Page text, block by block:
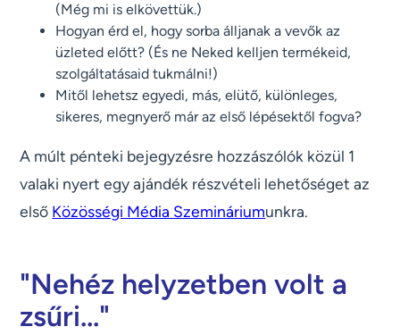
(Még mi is elkövettük.)
Hogyan érd el, hogy sorba álljanak a vevők az
üzleted előtt? (És ne Neked kelljen termékeid,
szolgáltatásaid tukmálni!)
Mitől lehetsz egyedi, más, elütő, különleges,
sikeres, megnyerő már az első lépésektől fogva?
A múlt pénteki bejegyzésre hozzászólók közül 1
valaki nyert egy ajándék részvételi lehetőséget az
első Közösségi Média Szemináriumunkra.
"Nehéz helyzetben volt a
zsűri..."